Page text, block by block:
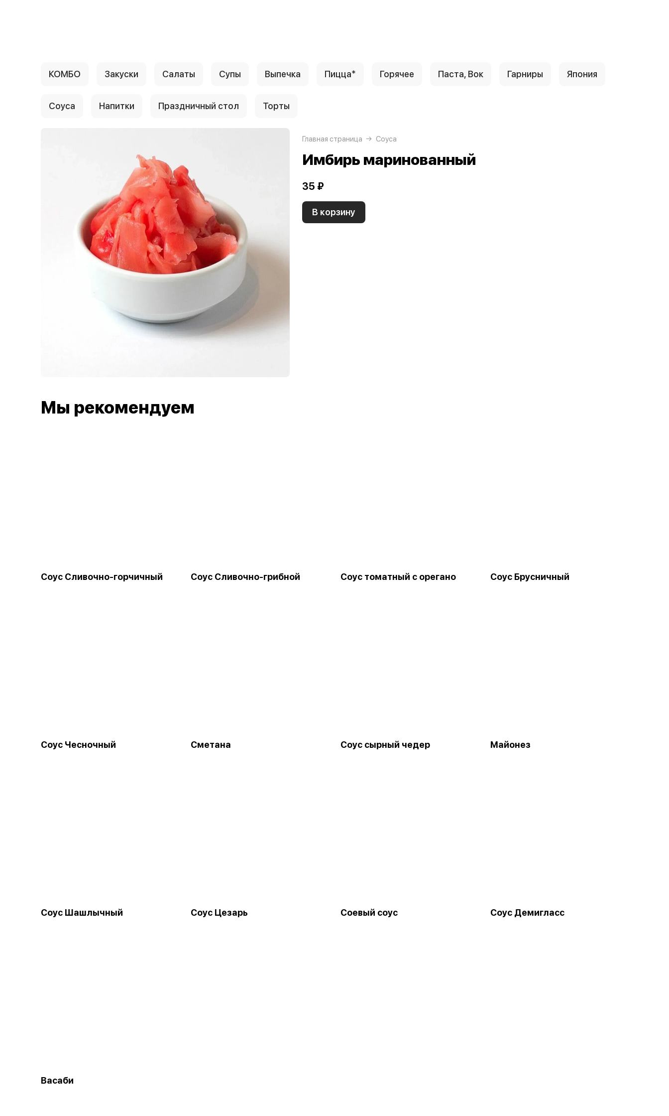
КОМБО Закуски Салаты Супы Выпечка Пицца* Горячее Паста, Вок Гарниры Япония
Соуса Напитки Праздничный стол Торты
Главная страница Соуса
Имбирь маринованный
35 ₽
В корзину
Мы рекомендуем
Соус Сливочно-горчичный Соус Сливочно-грибной Соус томатный с орегано Соус Брусничный
Соус Чесночный Сметана Соус сырный чедер Майонез
Соус Шашлычный Соус Цезарь Соевый соус Соус Демигласс
Васаби